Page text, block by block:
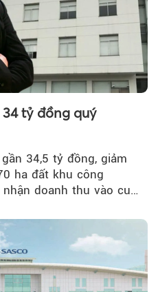
tỷ đồng quý
34,5 tỷ đồng, giảm
ha đất khu công
doanh thu vào cuối